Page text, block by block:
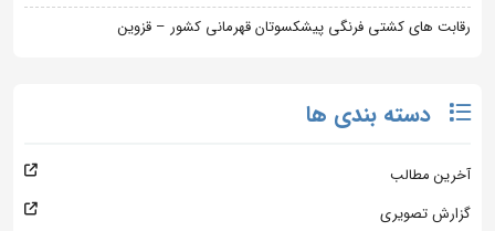
رقابت های کشتی فرنگی پیشکسوتان قهرمانی کشور – قزوین
دسته بندی ها
آخرین مطالب
گزارش تصویری